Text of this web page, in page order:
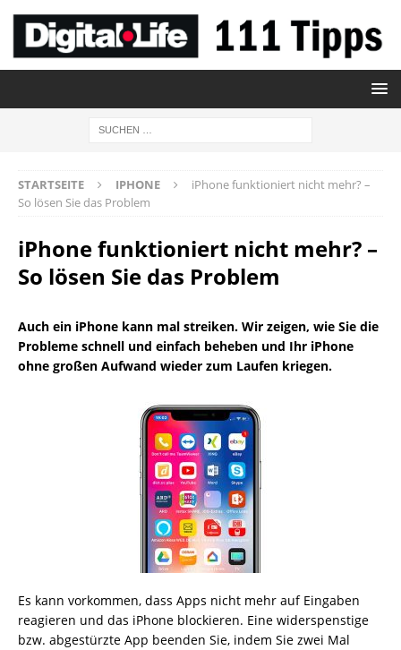
STARTSEITE IPHONE
iPhone funktioniert nicht mehr? –
So lösen Sie das Problem
iPhone funktioniert nicht mehr? –
So lösen Sie das Problem
Auch ein iPhone kann mal streiken. Wir zeigen, wie Sie die
Probleme schnell und einfach beheben und Ihr iPhone
ohne großen Aufwand wieder zum Laufen kriegen.
Es kann vorkommen, dass Apps nicht mehr auf Eingaben
reagieren und das iPhone blockieren. Eine widerspenstige
bzw. abgestürzte App beenden Sie, indem Sie zwei Mal